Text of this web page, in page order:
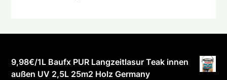
9,98€/1L Baufx PUR Langzeitlasur Teak innen
außen UV 2,5L 25m2 Holz Germany